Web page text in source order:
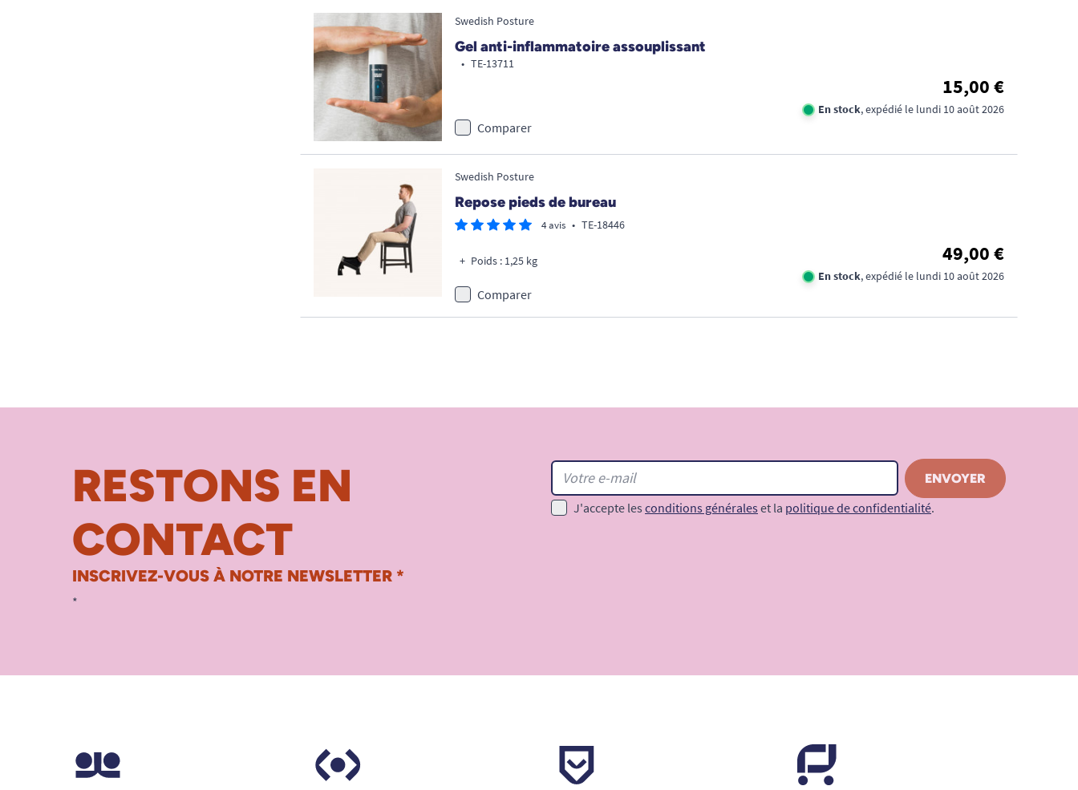
Swedish Posture
Gel anti-inflammatoire assouplissant
• TE-13711
15,00 €
En stock, expédié le lundi 10 août 2026
Comparer
Swedish Posture
Repose pieds de bureau
4 avis • TE-18446
Poids : 1,25 kg 49,00 €
En stock, expédié le lundi 10 août 2026
Comparer
RESTONS EN
CONTACT
INSCRIVEZ-VOUS À NOTRE NEWSLETTER *
*
J'accepte les conditions générales et la politique de confidentialité.